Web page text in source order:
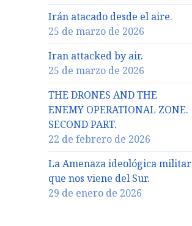
Irán atacado desde el aire.
25 de marzo de 2026
Iran attacked by air.
25 de marzo de 2026
THE DRONES AND THE
ENEMY OPERATIONAL ZONE.
SECOND PART.
22 de febrero de 2026
La Amenaza ideológica militar
que nos viene del Sur.
29 de enero de 2026